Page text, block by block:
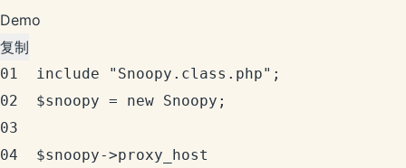
Demo
复制
01	include "Snoopy.class.php";
02	$snoopy = new Snoopy;
03
04	$snoopy->proxy_host